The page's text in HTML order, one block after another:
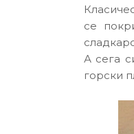
се
А сега
горски